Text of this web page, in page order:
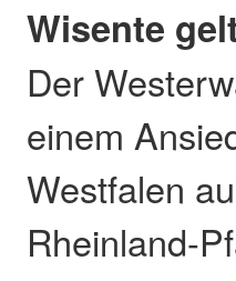
Wisente
Der
einem
Westfalen
Rheinland-